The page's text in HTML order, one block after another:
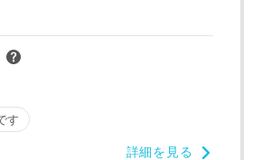
す
詳細を見る